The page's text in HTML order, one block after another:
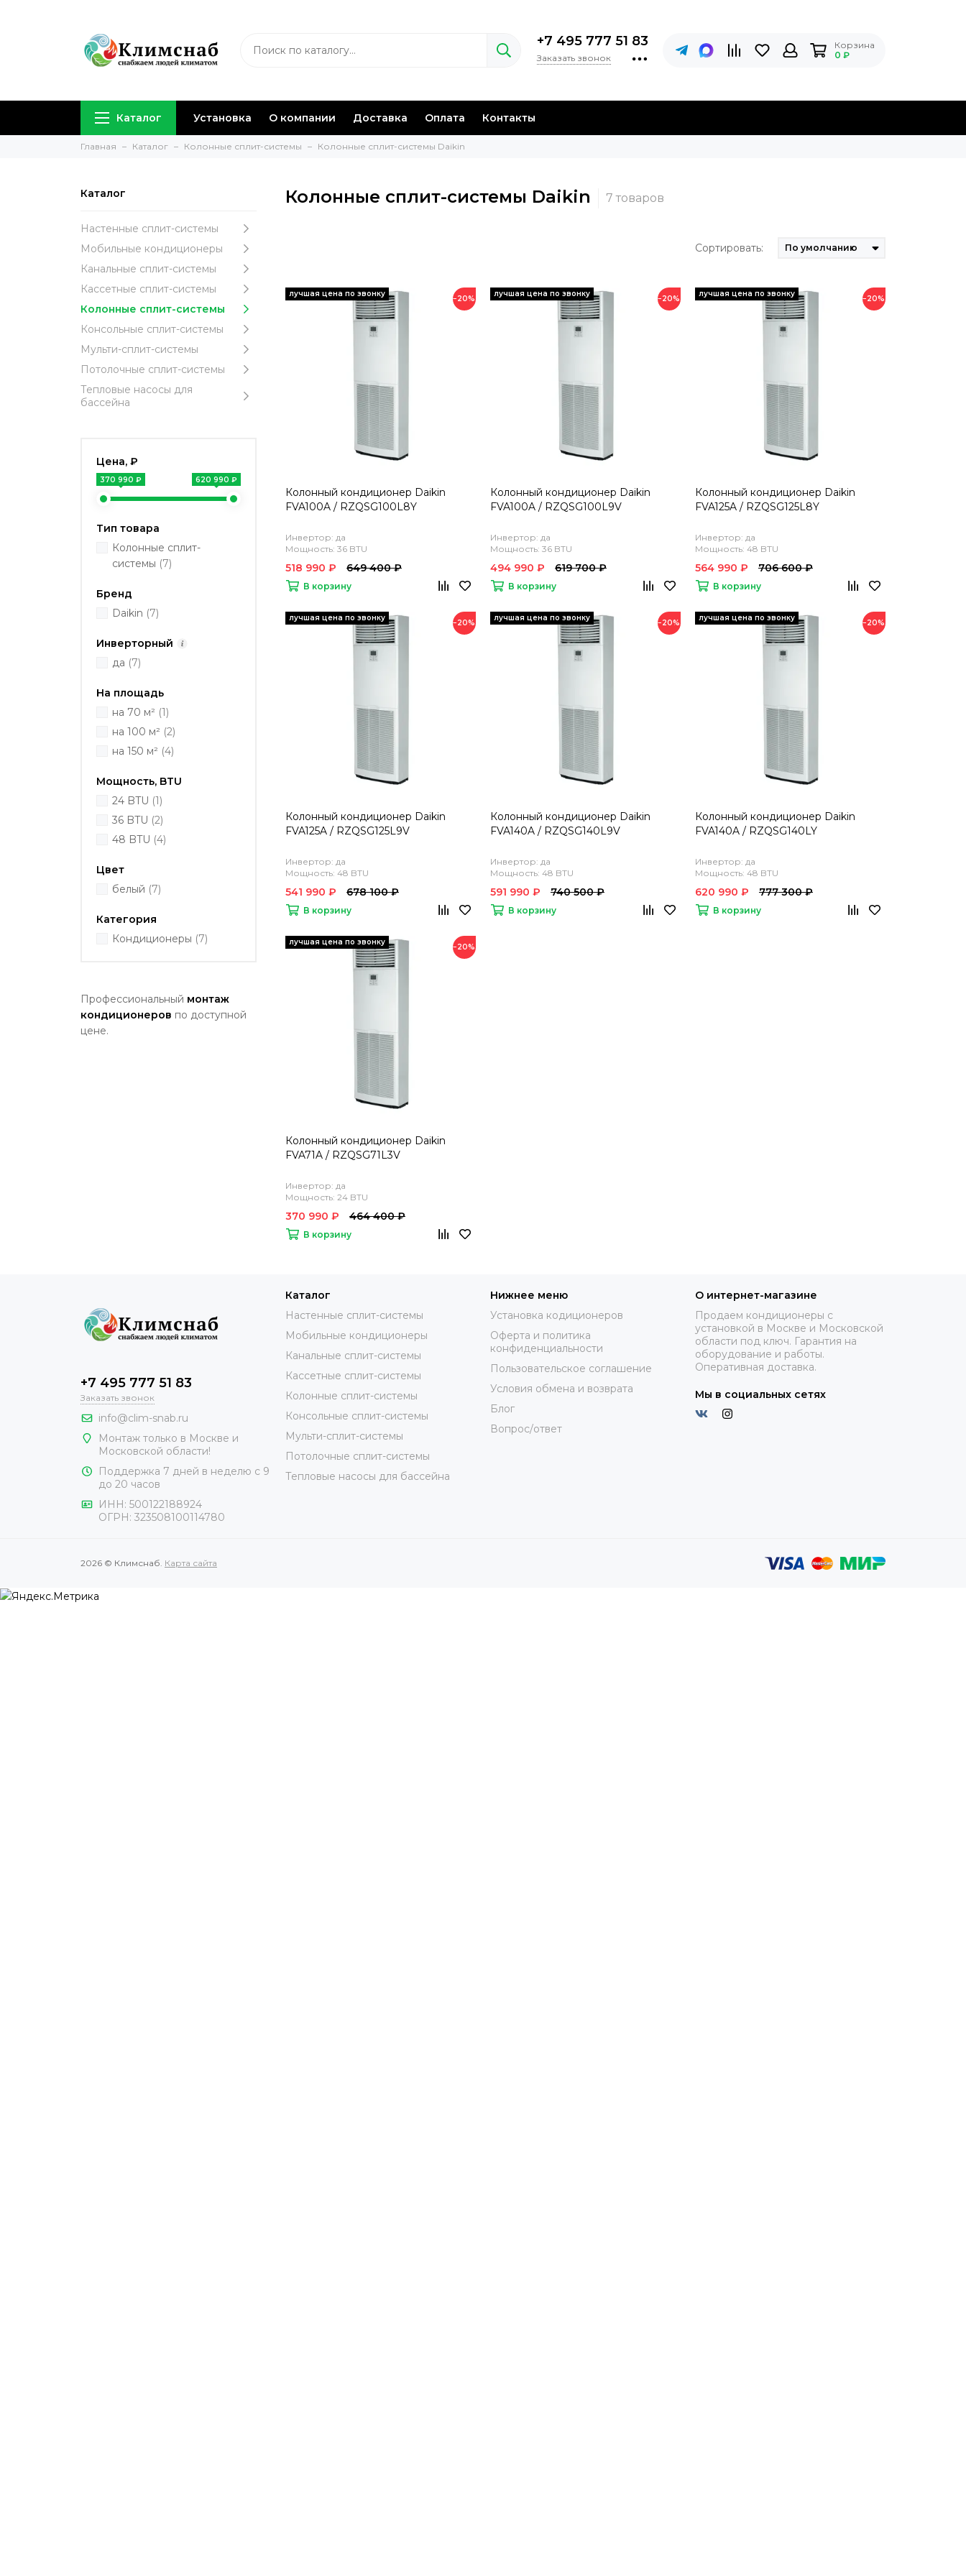
+7 495 777 51 83
Заказать звонок
Корзина
0 ₽
Каталог Установка О компании Доставка Оплата Контакты
Главная Каталог Колонные сплит-системы Колонные сплит-системы Daikin
Каталог
Настенные сплит-системы
Мобильные кондиционеры
Канальные сплит-системы
Кассетные сплит-системы
Колонные сплит-системы
Консольные сплит-системы
Мульти-сплит-системы
Потолочные сплит-системы
Тепловые насосы для
бассейна
Цена, ₽
370 990 ₽ 620 990 ₽
Тип товара
Колонные сплит-
системы (7)
Бренд
Daikin (7)
Инверторный
да (7)
На площадь
на 70 м² (1)
на 100 м² (2)
на 150 м² (4)
Мощность, BTU
24 BTU (1)
36 BTU (2)
48 BTU (4)
Цвет
белый (7)
Категория
Кондиционеры (7)
Профессиональный монтаж
кондиционеров по доступной
цене.
Колонные сплит-системы Daikin
Сортировать:
−20%
Колонный кондиционер Daikin
FVA100A / RZQSG100L8Y
Инвертор: да
Мощность: 36 BTU
518 990 ₽ 649 400 ₽
В корзину
−20%
Колонный кондиционер Daikin
FVA100A / RZQSG100L9V
Инвертор: да
Мощность: 36 BTU
494 990 ₽ 619 700 ₽
В корзину
−20%
Колонный кондиционер Daikin
FVA125A / RZQSG125L8Y
Инвертор: да
Мощность: 48 BTU
564 990 ₽ 706 600 ₽
В корзину
−20%
Колонный кондиционер Daikin
FVA125A / RZQSG125L9V
Инвертор: да
Мощность: 48 BTU
541 990 ₽ 678 100 ₽
В корзину
−20%
Колонный кондиционер Daikin
FVA140A / RZQSG140L9V
Инвертор: да
Мощность: 48 BTU
591 990 ₽ 740 500 ₽
В корзину
−20%
Колонный кондиционер Daikin
FVA140A / RZQSG140LY
Инвертор: да
Мощность: 48 BTU
620 990 ₽ 777 300 ₽
В корзину
−20%
Колонный кондиционер Daikin
FVA71A / RZQSG71L3V
Инвертор: да
Мощность: 24 BTU
370 990 ₽ 464 400 ₽
В корзину
+7 495 777 51 83
Заказать звонок
info@clim-snab.ru
Монтаж только в Москве и
Московской области!
Поддержка 7 дней в неделю с 9
до 20 часов
ИНН: 500122188924
ОГРН: 323508100114780
Каталог
Настенные сплит-системы
Мобильные кондиционеры
Канальные сплит-системы
Кассетные сплит-системы
Колонные сплит-системы
Консольные сплит-системы
Мульти-сплит-системы
Потолочные сплит-системы
Тепловые насосы для бассейна
Нижнее меню
Установка кодиционеров
Оферта и политика
конфиденциальности
Пользовательское соглашение
Условия обмена и возврата
Блог
Вопрос/ответ
О интернет-магазине
Продаем кондиционеры с
установкой в Москве и Московской
области под ключ. Гарантия на
оборудование и работы.
Оперативная доставка.
Мы в социальных сетях
2026 © Климснаб. Карта сайта